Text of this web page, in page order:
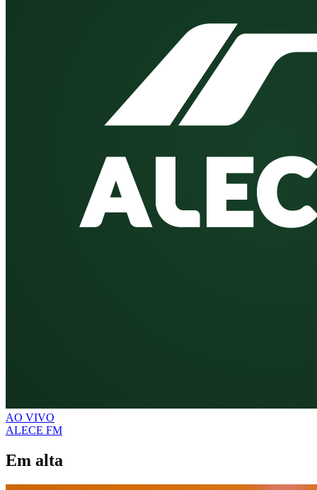
AO VIVO
ALECE FM
Em alta